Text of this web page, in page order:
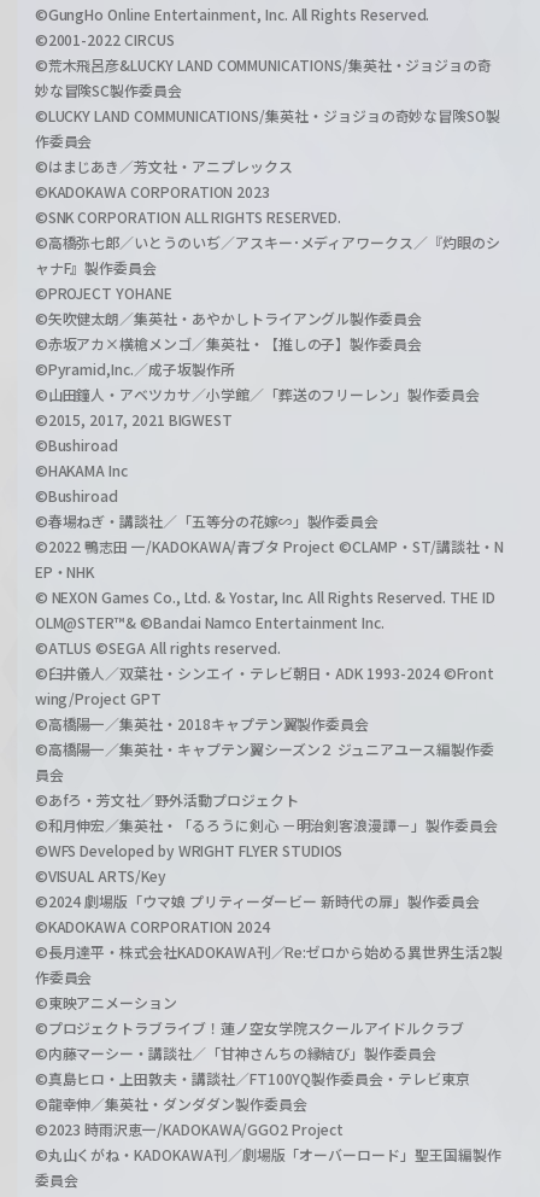
©GungHo Online Entertainment, Inc. All Rights Reserved.
©2001-2022 CIRCUS
©荒木飛呂彦&LUCKY LAND COMMUNICATIONS/集英社・ジョジョの奇
妙な冒険SC製作委員会
©LUCKY LAND COMMUNICATIONS/集英社・ジョジョの奇妙な冒険SO製
作委員会
©はまじあき／芳文社・アニプレックス
©KADOKAWA CORPORATION 2023
©SNK CORPORATION ALL RIGHTS RESERVED.
©高橋弥七郎／いとうのいぢ／アスキー･メディアワークス／『灼眼のシ
ャナF』製作委員会
©PROJECT YOHANE
©矢吹健太朗／集英社・あやかしトライアングル製作委員会
©赤坂アカ×横槍メンゴ／集英社・【推しの子】製作委員会
©Pyramid,Inc.／成子坂製作所
©山田鐘人・アベツカサ／小学館／「葬送のフリーレン」製作委員会
©2015, 2017, 2021 BIGWEST
©Bushiroad
©HAKAMA Inc
©Bushiroad
©春場ねぎ・講談社／「五等分の花嫁∽」製作委員会
©2022 鴨志田 一/KADOKAWA/青ブタ Project ©CLAMP・ST/講談社・N
EP・NHK
© NEXON Games Co., Ltd. & Yostar, Inc. All Rights Reserved. THE ID
OLM@STER™& ©Bandai Namco Entertainment Inc.
©ATLUS ©SEGA All rights reserved.
©臼井儀人／双葉社・シンエイ・テレビ朝日・ADK 1993-2024 ©Front
wing/Project GPT
©高橋陽一／集英社・2018キャプテン翼製作委員会
©高橋陽一／集英社・キャプテン翼シーズン２ ジュニアユース編製作委
員会
©あfろ・芳文社／野外活動プロジェクト
©和月伸宏／集英社・「るろうに剣心 －明治剣客浪漫譚－」製作委員会
©WFS Developed by WRIGHT FLYER STUDIOS
©VISUAL ARTS/Key
©2024 劇場版「ウマ娘 プリティーダービー 新時代の扉」製作委員会
©KADOKAWA CORPORATION 2024
©長月達平・株式会社KADOKAWA刊／Re:ゼロから始める異世界生活2製
作委員会
©東映アニメーション
©プロジェクトラブライブ！蓮ノ空女学院スクールアイドルクラブ
©内藤マーシー・講談社／「甘神さんちの縁結び」製作委員会
©真島ヒロ・上田敦夫・講談社／FT100YQ製作委員会・テレビ東京
©龍幸伸／集英社・ダンダダン製作委員会
©2023 時雨沢恵一/KADOKAWA/GGO2 Project
©丸山くがね・KADOKAWA刊／劇場版「オーバーロード」聖王国編製作
委員会